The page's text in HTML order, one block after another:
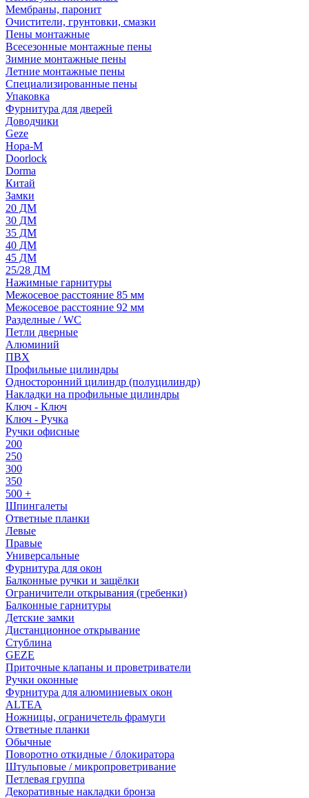
Мембраны, паронит
Очистители, грунтовки, смазки
Пены монтажные
Всесезонные монтажные пены
Зимние монтажные пены
Летние монтажные пены
Специализированные пены
Упаковка
Фурнитура для дверей
Доводчики
Geze
Нора-М
Doorlock
Dorma
Китай
Замки
20 ДМ
30 ДМ
35 ДМ
40 ДМ
45 ДМ
25/28 ДМ
Нажимные гарнитуры
Межосевое расстояние 85 мм
Межосевое расстояние 92 мм
Разделные / WC
Петли дверные
Алюминий
ПВХ
Профильные цилиндры
Односторонний цилиндр (полуцилиндр)
Накладки на профильные цилиндры
Ключ - Ключ
Ключ - Ручка
Ручки офисные
200
250
300
350
500 +
Шпингалеты
Ответные планки
Левые
Правые
Универсальные
Фурнитура для окон
Балконные ручки и защёлки
Ограничители открывания (гребенки)
Балконные гарнитуры
Детские замки
Дистанционное открывание
Стублина
GEZE
Приточные клапаны и проветриватели
Ручки оконные
Фурнитура для алюминиевых окон
ALTEA
Ножницы, ограничетель фрамуги
Ответные планки
Обычные
Поворотно откидные / блокиратора
Штульповые / микропроветривание
Петлевая группа
Декоративные накладки бронза